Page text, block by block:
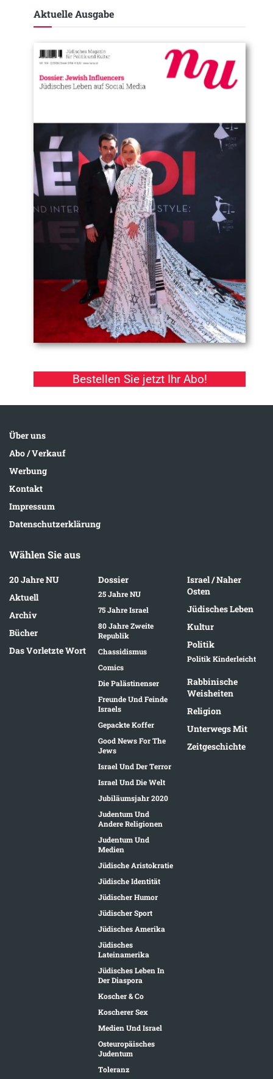
Aktuelle Ausgabe​
Bestellen Sie jetzt Ihr Abo!
Über uns
Abo / Verkauf
Werbung
Kontakt
Impressum
Datenschutzerklärung
Wählen Sie aus
20 Jahre NU
Aktuell
Archiv
Bücher
Das Vorletzte Wort
Dossier
25 Jahre NU
75 Jahre Israel
80 Jahre Zweite
Republik
Chassidismus
Comics
Die Palästinenser
Freunde Und Feinde
Israels
Gepackte Koffer
Good News For The
Jews
Israel Und Der Terror
Israel Und Die Welt
Jubiläumsjahr 2020
Judentum Und
Andere Religionen
Judentum Und
Medien
Jüdische Aristokratie
Jüdische Identität
Jüdischer Humor
Jüdischer Sport
Jüdisches Amerika
Jüdisches
Lateinamerika
Jüdisches Leben In
Der Diaspora
Koscher & Co
Koscherer Sex
Medien Und Israel
Osteuropäisches
Judentum
Toleranz
Israel / Naher
Osten
Jüdisches Leben
Kultur
Politik
Politik Kinderleicht
Rabbinische
Weisheiten
Religion
Unterwegs Mit
Zeitgeschichte